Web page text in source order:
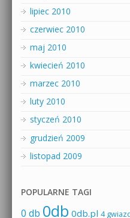
lipiec 2010
czerwiec 2010
maj 2010
kwiecień 2010
marzec 2010
luty 2010
styczeń 2010
grudzień 2009
listopad 2009
POPULARNE TAGI
0 db 0db 0db.pl 4